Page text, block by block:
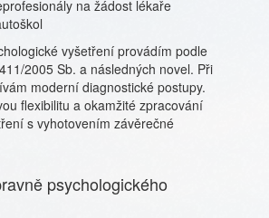
na žádost lékaře
vyšetření provádím podle
2005 Sb. a následných novel. Při
moderní diagnostické postupy.
flexibilitu a okamžité zpracování
s vyhotovením závěrečné
psychologického